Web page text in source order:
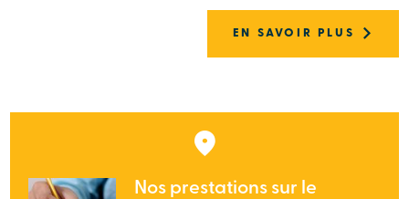
EN SAVOIR PLUS
Nos prestations sur le